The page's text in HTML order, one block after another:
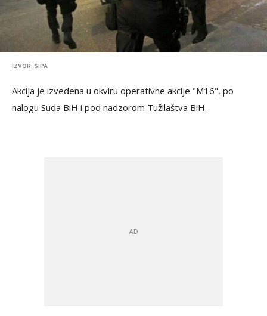
IZVOR: SIPA
Akcija je izvedena u okviru operativne akcije "M16", po
nalogu Suda BiH i pod nadzorom Tužilaštva BiH.